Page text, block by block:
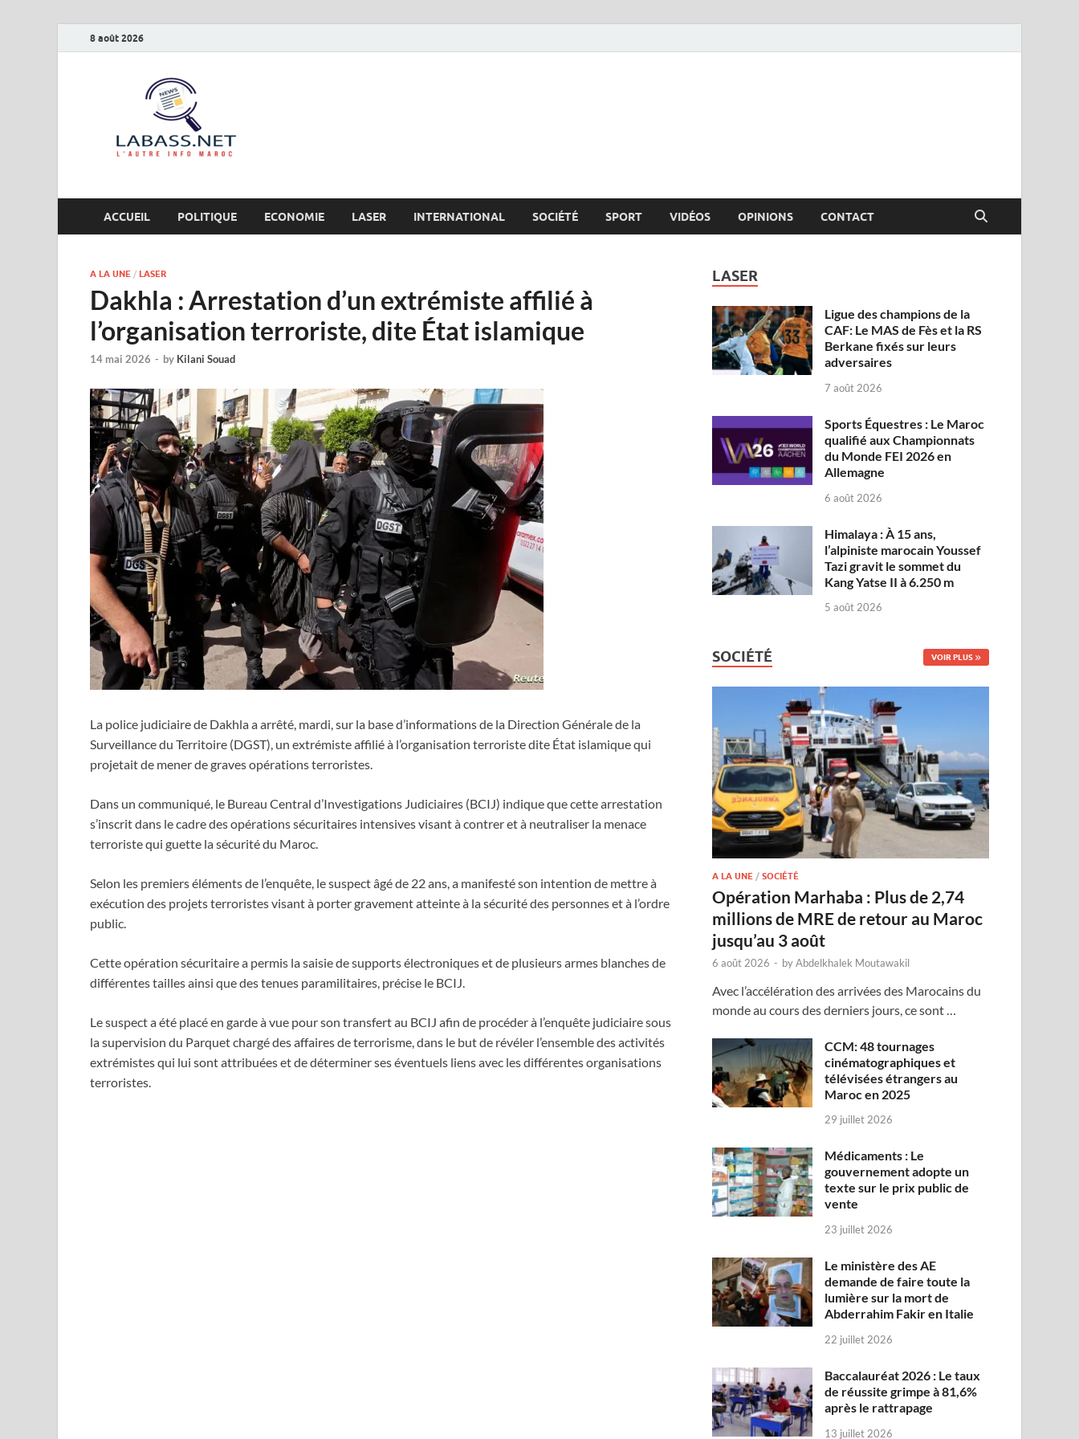
8 août 2026
ACCUEIL POLITIQUE ECONOMIE LASER INTERNATIONAL SOCIÉTÉ SPORT VIDÉOS OPINIONS CONTACT
A LA UNE / LASER
Dakhla : Arrestation d’un extrémiste affilié à
l’organisation terroriste, dite État islamique
14 mai 2026 - by Kilani Souad
La police judiciaire de Dakhla a arrêté, mardi, sur la base d’informations de la Direction Générale de la
Surveillance du Territoire (DGST), un extrémiste affilié à l’organisation terroriste dite État islamique qui
projetait de mener de graves opérations terroristes.
Dans un communiqué, le Bureau Central d’Investigations Judiciaires (BCIJ) indique que cette arrestation
s’inscrit dans le cadre des opérations sécuritaires intensives visant à contrer et à neutraliser la menace
terroriste qui guette la sécurité du Maroc.
Selon les premiers éléments de l’enquête, le suspect âgé de 22 ans, a manifesté son intention de mettre à
exécution des projets terroristes visant à porter gravement atteinte à la sécurité des personnes et à l’ordre
public.
Cette opération sécuritaire a permis la saisie de supports électroniques et de plusieurs armes blanches de
différentes tailles ainsi que des tenues paramilitaires, précise le BCIJ.
Le suspect a été placé en garde à vue pour son transfert au BCIJ afin de procéder à l’enquête judiciaire sous
la supervision du Parquet chargé des affaires de terrorisme, dans le but de révéler l’ensemble des activités
extrémistes qui lui sont attribuées et de déterminer ses éventuels liens avec les différentes organisations
terroristes.
LASER
Ligue des champions de la
CAF: Le MAS de Fès et la RS
Berkane fixés sur leurs
adversaires
7 août 2026
Sports Équestres : Le Maroc
qualifié aux Championnats
du Monde FEI 2026 en
Allemagne
6 août 2026
Himalaya : À 15 ans,
l’alpiniste marocain Youssef
Tazi gravit le sommet du
Kang Yatse II à 6.250 m
5 août 2026
SOCIÉTÉ VOIR PLUS
A LA UNE /SOCIÉTÉ
Opération Marhaba : Plus de 2,74
millions de MRE de retour au Maroc
jusqu’au 3 août
6 août 2026 - byAbdelkhalek Moutawakil
Avec l’accélération des arrivées des Marocains du
monde au cours des derniers jours, ce sont …
CCM: 48 tournages
cinématographiques et
télévisées étrangers au
Maroc en 2025
29 juillet 2026
Médicaments : Le
gouvernement adopte un
texte sur le prix public de
vente
23 juillet 2026
Le ministère des AE
demande de faire toute la
lumière sur la mort de
Abderrahim Fakir en Italie
22 juillet 2026
Baccalauréat 2026 : Le taux
de réussite grimpe à 81,6%
après le rattrapage
13 juillet 2026